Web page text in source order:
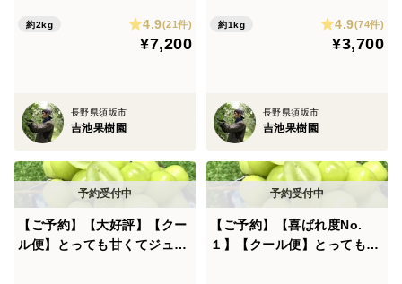
約2kg 4.9(21件)
¥7,200
長野県須坂市
吉池果樹園
約1kg 4.9(74件)
¥3,700
長野県須坂市
吉池果樹園
【ご予約】【大好評】【クー
ル便】とっても甘くてジュー
【ご予約】【喜ばれ度No.
１】【クール便】とっても甘